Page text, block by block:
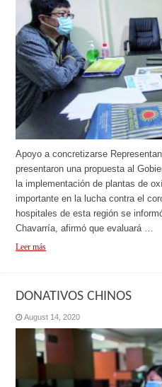
Apoyo a concretizarse
presentaron una propuesta al
la implementación de plantas de
importante en la lucha contra el
hospitales de esta región se
Chavarría, afirmó que evaluará …
Leer más
DONATIVOS CHINOS
August 14, 2020